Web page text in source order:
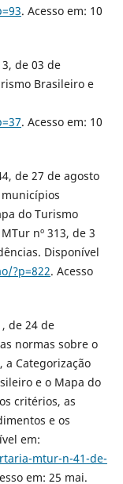
. Acesso em: 10
de 03 de
Brasileiro e
. Acesso em: 10
de 27 de agosto
municípios
do Turismo
nº 313, de 3
Disponível
?p=822. Acesso
de 24 de
normas sobre o
a Categorização
e o Mapa do
critérios, as
e os
em:
mtur-n-41-de-
em: 25 mai.